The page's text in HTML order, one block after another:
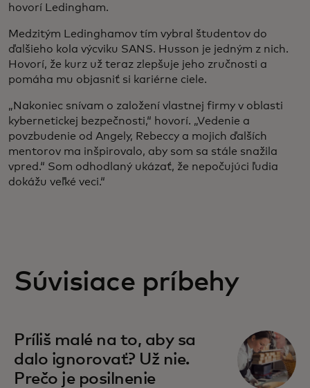
hovorí Ledingham.
Medzitým Ledinghamov tím vybral študentov do
ďalšieho kola výcviku SANS. Husson je jedným z nich.
Hovorí, že kurz už teraz zlepšuje jeho zručnosti a
pomáha mu objasniť si kariérne ciele.
„Nakoniec snívam o založení vlastnej firmy v oblasti
kybernetickej bezpečnosti,“ hovorí. „Vedenie a
povzbudenie od Angely, Rebeccy a mojich ďalších
mentorov ma inšpirovalo, aby som sa stále snažila
vpred.“ Som odhodlaný ukázať, že nepočujúci ľudia
dokážu veľké veci.“
Súvisiace príbehy
Príliš malé na to, aby sa
dalo ignorovať? Už nie.
Prečo je posilnenie
opens in a new tab